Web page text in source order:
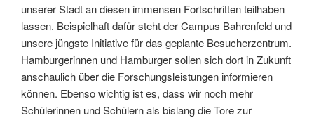
unserer Stadt an diesen immensen Fortschritten teilhaben
lassen. Beispielhaft dafür steht der Campus Bahrenfeld und
unsere jüngste Initiative für das geplante Besucherzentrum.
Hamburgerinnen und Hamburger sollen sich dort in Zukunft
anschaulich über die Forschungsleistungen informieren
können. Ebenso wichtig ist es, dass wir noch mehr
Schülerinnen und Schülern als bislang die Tore zur